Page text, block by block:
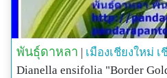
พันธุ์ดาหลา เมืองเชียงใหม่ เ
Dianella ensifolia "Border